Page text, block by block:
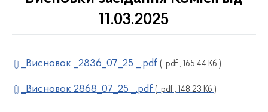
11.03.2025
_Висновок _2836_07_25 _.pdf ( .pdf , 165.44 Кб )
_Висновок 2868_07_25 _.pdf ( .pdf , 148.23 Кб )